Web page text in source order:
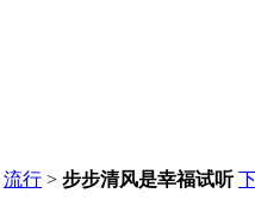
流行 > 步步清风是幸福试听